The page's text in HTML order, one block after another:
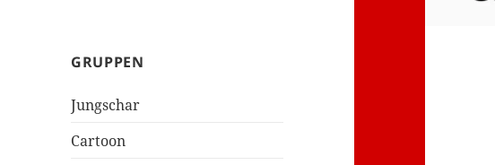
GRUPPEN
Jungschar
Cartoon